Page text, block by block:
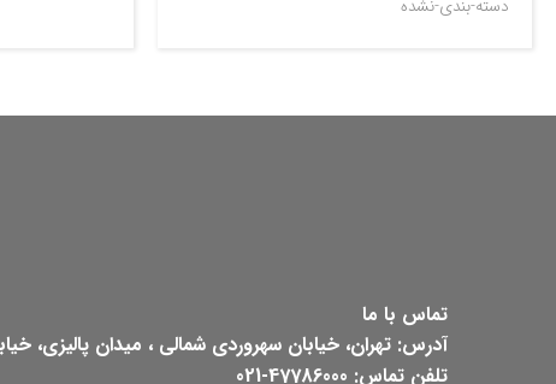
دسته-بندی-نشده
تماس با ما
آدرس: تهران، خیابان سهروردی شمالی ، میدان پالیزی، خیابان
تلفن تماس: 47786000-021